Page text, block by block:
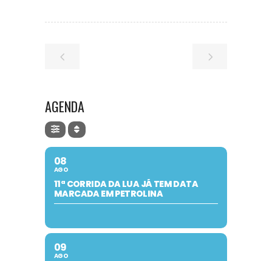
AGENDA
08
AGO
11ª CORRIDA DA LUA JÁ TEM DATA
MARCADA EM PETROLINA
09
AGO